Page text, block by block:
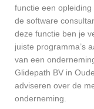
functie een
de software
deze functie ben je
juiste programma’s
van een
Glidepath BV in
adviseren over de
onderneming.